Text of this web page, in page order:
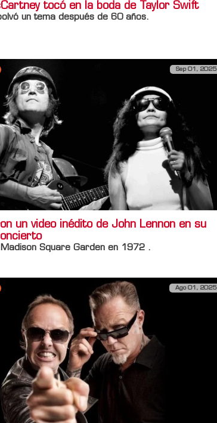
tocó en la boda de Taylor Swift
un tema después de 60 años.
Sep 01, 2025
un video inédito de John Lennon en su
Madison Square Garden en 1972 .
Ago 01, 2025